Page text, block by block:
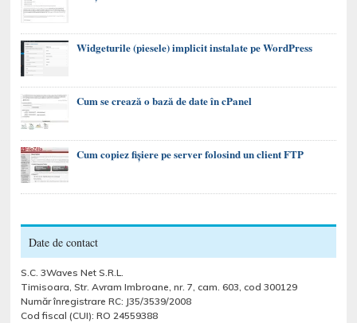
Widgeturile (piesele) implicit instalate pe WordPress
Cum se crează o bază de date în cPanel
Cum copiez fișiere pe server folosind un client FTP
Date de contact
S.C. 3Waves Net S.R.L.
Timisoara, Str. Avram Imbroane, nr. 7, cam. 603, cod 300129
Număr înregistrare RC: J35/3539/2008
Cod fiscal (CUI): RO 24559388